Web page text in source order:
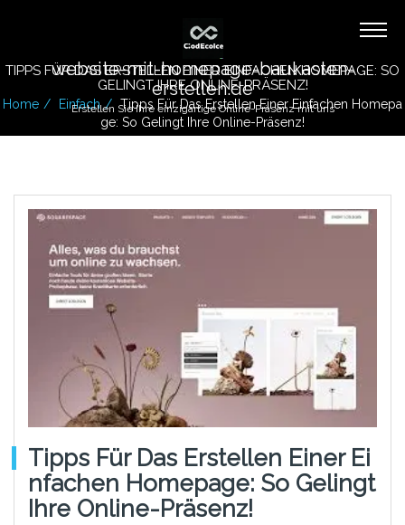
website-mit-homepage-baukasten-
erstellen.de
Erstellen Sie Ihre einzigartige Online-Präsenz mit uns
TIPPS FÜR DAS ERSTELLEN EINER EINFACHEN HOMEPAGE: SO
GELINGT IHRE ONLINE-PRÄSENZ!
Home Einfach
Tipps Für Das Erstellen Einer Einfachen Homepa
Ge: So Gelingt Ihre Online-Präsenz!
Tipps Für Das Erstellen Einer Ei
Nfachen Homepage: So Gelingt
Ihre Online-Präsenz!